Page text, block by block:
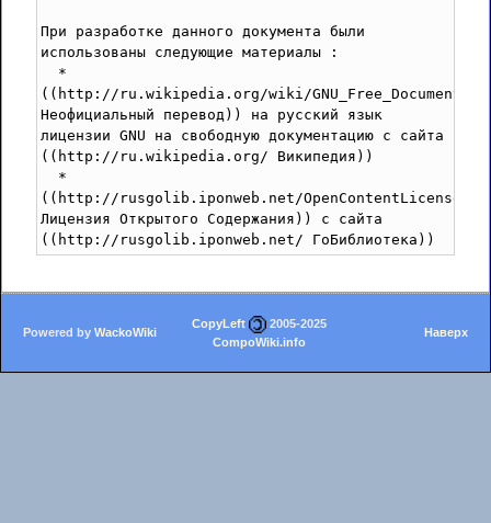
При разработке данного документа были
использованы следующие материалы :
*
((http://ru.wikipedia.org/wiki/
Неофициальный перевод)) на русский язык
лицензии GNU на свободную документацию с сайта
((http://ru.wikipedia.org/ Википедия))
*
((http://rusgolib.iponweb.net/
Лицензия Открытого Содержания)) с сайта
((http://rusgolib.iponweb.net/ ГоБиблиотека))
Powered by WackoWiki
CopyLeft
2005-2025
CompoWiki.info
Наверх